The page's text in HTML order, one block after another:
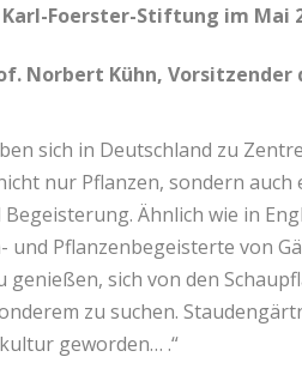
Foerster-Stiftung im Mai
Norbert Kühn,
sich in Deutschland zu
nur Pflanzen, sondern
Ähnlich wie in
und Pflanzenbegeisterte von
genießen, sich von den
zu suchen.
geworden… .“